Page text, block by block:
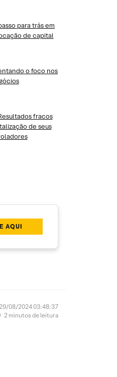
para trás em
de capital
o foco nos
fracos
de seus
AQUI
08/2024 03:48:37
2 minutos de leitura